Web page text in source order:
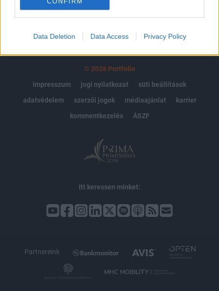
Data Deletion Data Access Privacy Policy
© 2026 Portfolio
impresszum
jogi nyilatkozat
süti beállítások
adatvédelem
szerzői jogok médiaajánlat
karrier
kommentkezelés
ÁSZF
Itt keressen minket:
Partnereink